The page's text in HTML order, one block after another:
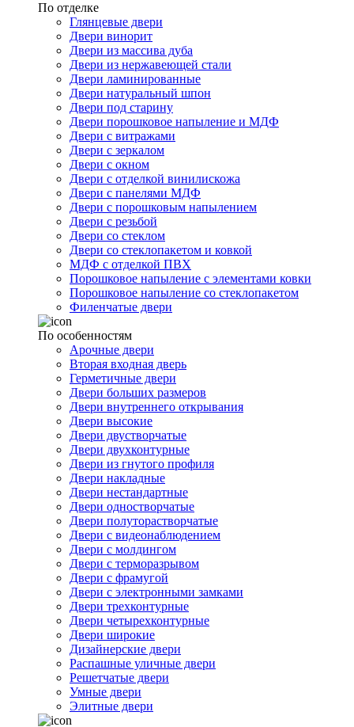
По отделке
Глянцевые двери
Двери винорит
Двери из массива дуба
Двери из нержавеющей стали
Двери ламинированные
Двери натуральный шпон
Двери под старину
Двери порошковое напыление и МДФ
Двери с витражами
Двери с зеркалом
Двери с окном
Двери с отделкой винилискожа
Двери с панелями МДФ
Двери с порошковым напылением
Двери с резьбой
Двери со стеклом
Двери со стеклопакетом и ковкой
МДФ с отделкой ПВХ
Порошковое напыление с элементами ковки
Порошковое напыление со стеклопакетом
Филенчатые двери
По особенностям
Арочные двери
Вторая входная дверь
Герметичные двери
Двери больших размеров
Двери внутреннего открывания
Двери высокие
Двери двустворчатые
Двери двухконтурные
Двери из гнутого профиля
Двери накладные
Двери нестандартные
Двери одностворчатые
Двери полуторастворчатые
Двери с видеонаблюдением
Двери с молдингом
Двери с терморазрывом
Двери с фрамугой
Двери с электронными замками
Двери трехконтурные
Двери четырехконтурные
Двери широкие
Дизайнерские двери
Распашные уличные двери
Решетчатые двери
Умные двери
Элитные двери